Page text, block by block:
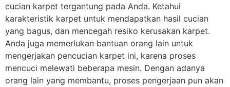
cucian karpet tergantung pada Anda. Ketahui
karakteristik karpet untuk mendapatkan hasil cucian
yang bagus, dan mencegah resiko kerusakan karpet.
Anda juga memerlukan bantuan orang lain untuk
mengerjakan pencucian karpet ini, karena proses
mencuci melewati beberapa mesin. Dengan adanya
orang lain yang membantu, proses pengerjaan pun akan